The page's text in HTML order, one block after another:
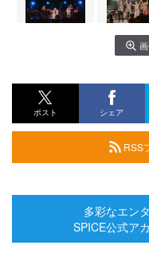
ポスト シェア
RSS
多彩なエン
SPICE公式ア